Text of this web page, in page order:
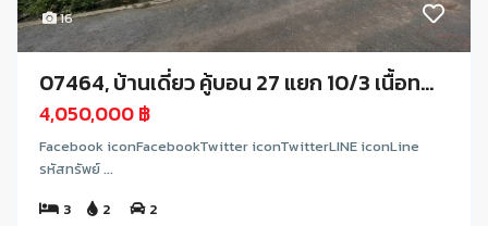
16
07464, บ้านเดี่ยว คู้บอน 27 แยก 10/3 เนื้อท...
4,050,000 ฿
Facebook iconFacebookTwitter iconTwitterLINE iconLine
รหัสทรัพย์ ...
3
2 2